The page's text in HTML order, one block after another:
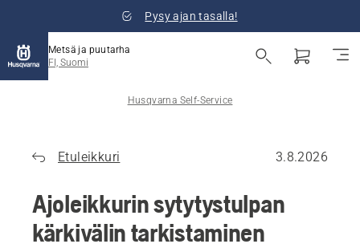
Pysy ajan tasalla!
Metsä ja puutarha
FI, Suomi
Husqvarna Self-Service
Etuleikkuri 3.8.2026
Ajoleikkurin sytytystulpan
kärkivälin tarkistaminen